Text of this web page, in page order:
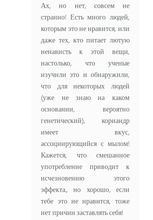
Ах, но нет, совсем не
странно! Есть много людей,
которым это не нравится, или
даже тех, кто питает лютую
ненависть к этой вещи,
настолько, что ученые
изучили это и обнаружили,
что для некоторых людей
(уже не знаю на каком
основании, вероятно
генетический), кориандр
имеет вкус,
ассоциирующийся с мылом!
Кажется, что смешанное
употребление приводит к
исчезновению этого
эффекта., но хорошо, если
тебе это не нравится, тоже
нет причин заставлять себя!